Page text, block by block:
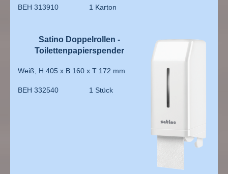
BEH 313910 1 Karton
Satino Doppelrollen -
Toilettenpapierspender
Weiß, H 405 x B 160 x T 172 mm
BEH 332540 1 Stück